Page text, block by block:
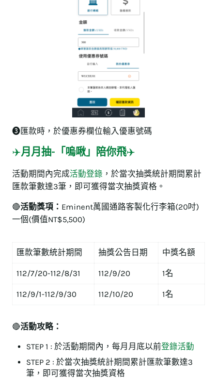
❸匯款時，於優惠券欄位輸入優惠號碼
✈️月月抽-「嗚啾」陪你飛✈️
活動期間內完成活動登錄 ，於當次抽獎統計期間累計
匯款筆數達3筆，即可獲得當次抽獎資格。
🔴活動獎項： Eminent萬國通路客製化行李箱(20吋)
一個(價值NT$5,500)
匯款筆數統計期間 抽獎公告日期 中獎名額
112/7/20-112/8/31 112/9/20 1名
112/9/1-112/9/30 112/10/20 1名
🔴活動攻略：
STEP 1 : 於活動期間內，每月月底以前登錄活動
STEP 2 : 於當次抽獎統計期間累計匯款筆數達3
筆，即可獲得當次抽獎資格